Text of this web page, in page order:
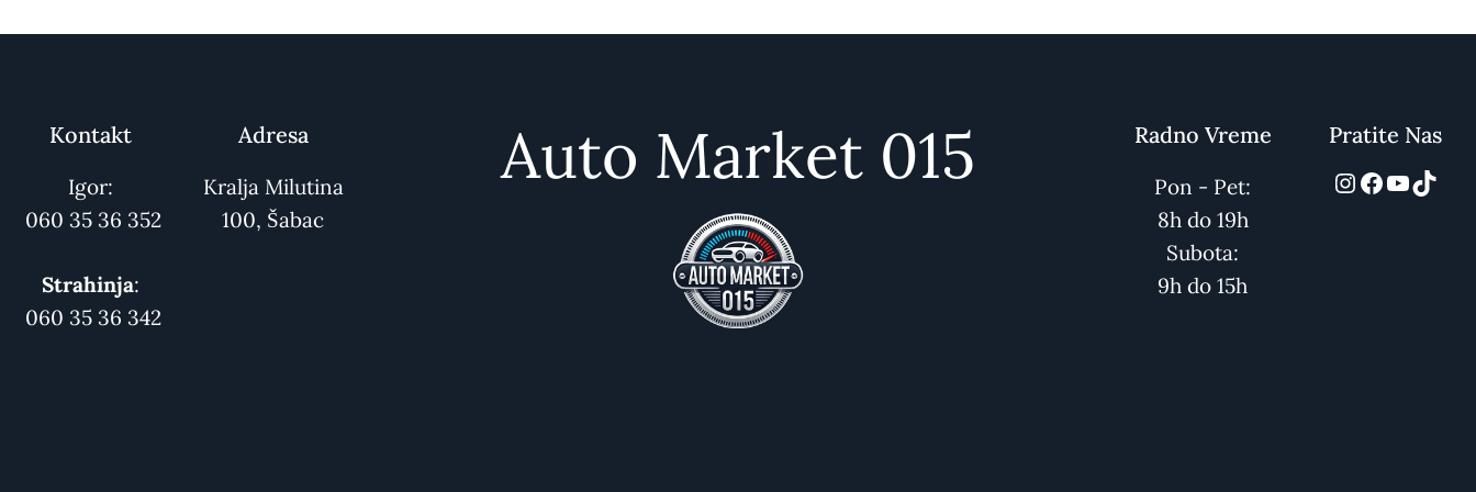
Kontakt
Igor:
060 35 36 352
Strahinja:
060 35 36 342
Adresa
Kralja Milutina
100, Šabac
Auto Market 015 Radno Vreme
Pon - Pet:
8h do 19h
Subota:
9h do 15h
Pratite Nas
Facebook